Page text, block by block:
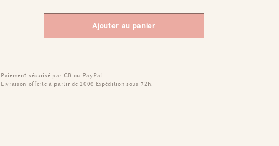
Ajouter au panier
Paiement sécurisé par CB ou PayPal.
Livraison offerte à partir de 200€ Expédition sous 72h.